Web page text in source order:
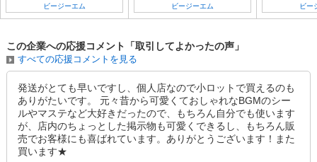
ビージーエム ビージーエム ビー
この企業への応援コメント「取引してよかったの声」
すべての応援コメントを見る
発送がとても早いですし、個人店なので小ロットで買えるのも
ありがたいです。 元々昔から可愛くておしゃれなBGMのシー
ルやマステなど大好きだったので、もちろん自分でも使います
が、店内のちょっとした掲示物も可愛くできるし、もちろん販
売でお客様にも喜ばれています。ありがとうございます！また
買います★